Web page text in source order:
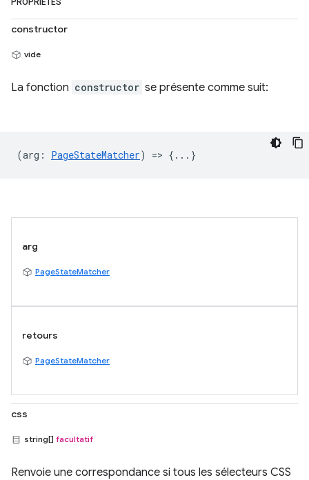
PROPRIÉTÉS
constructor
vide
La fonction constructor se présente comme suit:
(arg : PageStateMatcher) => {...}
arg
PageStateMatcher
retours
PageStateMatcher
css
string[] facultatif
Renvoie une correspondance si tous les sélecteurs CSS